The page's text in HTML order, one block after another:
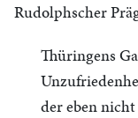
Rudolphscher
Thüringens
der eben